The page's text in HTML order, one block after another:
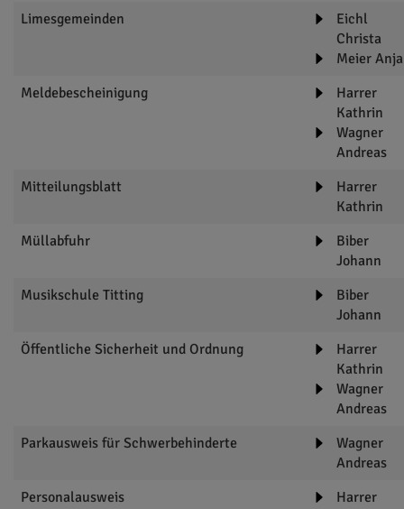
Limesgemeinden
Eichl
Christa
Meier Anja
Meldebescheinigung
Harrer
Kathrin
Wagner
Andreas
Mitteilungsblatt
Harrer
Kathrin
Müllabfuhr
Biber
Johann
Musikschule Titting
Biber
Johann
Öffentliche Sicherheit und Ordnung
Harrer
Kathrin
Wagner
Andreas
Parkausweis für Schwerbehinderte
Wagner
Andreas
Personalausweis
Harrer